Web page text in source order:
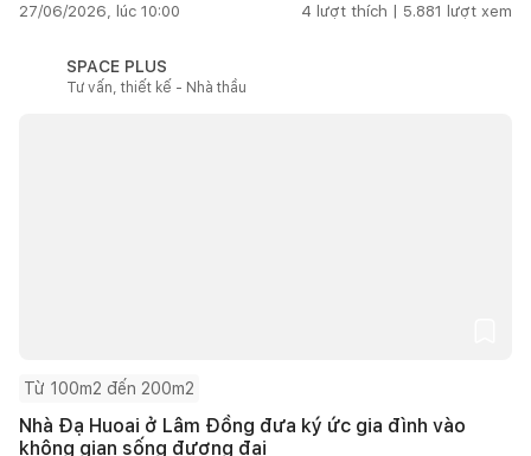
27/06/2026, lúc 10:00 4 lượt thích | 5.881 lượt xem
SPACE PLUS
Tư vấn, thiết kế - Nhà thầu
Từ 100m2 đến 200m2
Nhà Đạ Huoai ở Lâm Đồng đưa ký ức gia đình vào
không gian sống đương đại